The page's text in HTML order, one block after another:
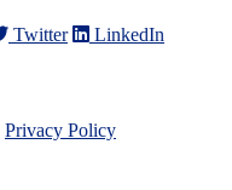
Twitter LinkedIn
Privacy Policy